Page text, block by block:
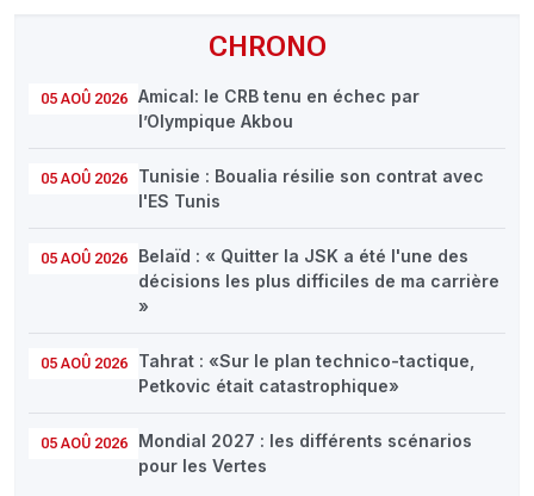
CHRONO
05 AOÛ 2026
Amical: le CRB tenu en échec par
l’Olympique Akbou
05 AOÛ 2026
Tunisie : Boualia résilie son contrat avec
l'ES Tunis
05 AOÛ 2026
Belaïd : « Quitter la JSK a été l'une des
décisions les plus difficiles de ma carrière
»
05 AOÛ 2026
Tahrat : «Sur le plan technico-tactique,
Petkovic était catastrophique»
05 AOÛ 2026
Mondial 2027 : les différents scénarios
pour les Vertes